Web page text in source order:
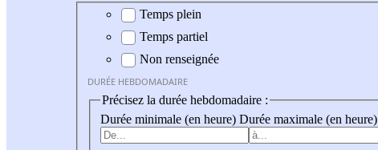
Durée hebdomadaire
Temps plein
Temps partiel
Non renseignée
DURÉE HEBDOMADAIRE
Précisez la durée hebdomadaire :
Durée minimale (en heure) Durée maximale (en heure)